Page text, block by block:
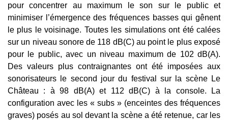
pour concentrer au maximum le son sur le public et
minimiser l’émergence des fréquences basses qui gênent
le plus le voisinage. Toutes les simulations ont été calées
sur un niveau sonore de 118 dB(C) au point le plus exposé
pour le public, avec un niveau maximum de 102 dB(A).
Des valeurs plus contraignantes ont été imposées aux
sonorisateurs le second jour du festival sur la scène Le
Château : à 98 dB(A) et 112 dB(C) à la console. La
configuration avec les « subs » (enceintes des fréquences
graves) posés au sol devant la scène a été retenue, car les